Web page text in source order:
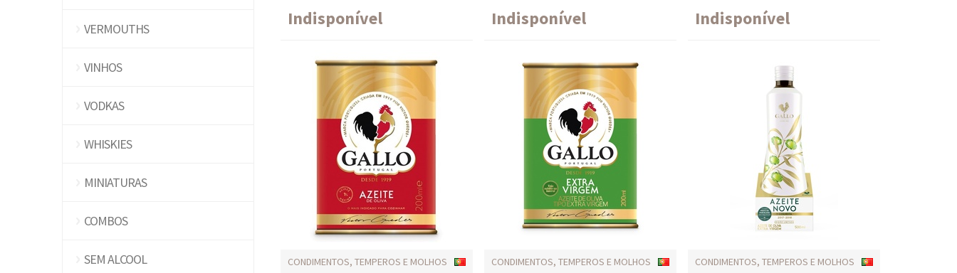
VERMOUTHS
VINHOS
VODKAS
WHISKIES
MINIATURAS
COMBOS
SEM ALCOOL
Indisponível Indisponível Indisponível
CONDIMENTOS, TEMPEROS E MOLHOS CONDIMENTOS, TEMPEROS E MOLHOS CONDIMENTOS, TEMPEROS E MOLHOS